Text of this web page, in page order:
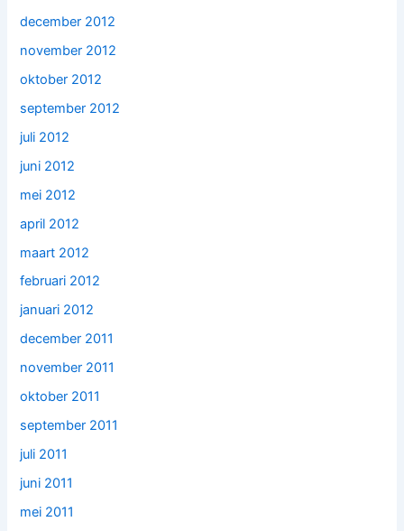
december 2012
november 2012
oktober 2012
september 2012
juli 2012
juni 2012
mei 2012
april 2012
maart 2012
februari 2012
januari 2012
december 2011
november 2011
oktober 2011
september 2011
juli 2011
juni 2011
mei 2011